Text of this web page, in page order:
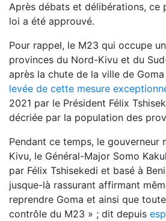
Après débats et délibérations, ce
loi a été approuvé.
Pour rappel, le M23 qui occupe
provinces du Nord-Kivu et du
après la chute de la ville de
levée de cette mesure
2021 par le Président Félix
décriée par la population des
Pendant ce temps, le gouverneur
Kivu, le Général-Major Somo
par Félix Tshisekedi et basé à
jusque-là rassurant affirmant
reprendre Goma et ainsi que
contrôle du M23 » ; dit depuis